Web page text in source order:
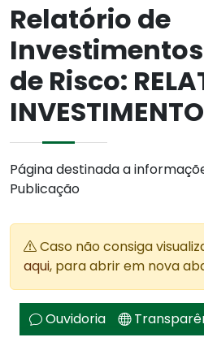
Relatório de
de Risco:
Página destinada a
Publicação
Caso não consiga
aqui, para abrir em nova